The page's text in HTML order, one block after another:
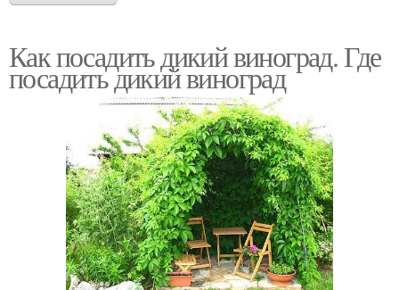
Как посадить дикий виноград. Где
посадить дикий виноград